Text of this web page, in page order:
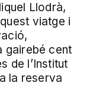
Llodrà,
viatge i
gairebé cent
de l’Institut
la reserva